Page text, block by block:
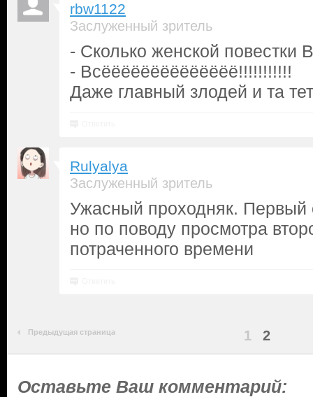
rbw1122
Заслуженный зритель
- Сколько женской повестки
- Всёёёёёёёёёёёёёё!!!!!!!!!!!
Даже главный злодей и та
Rulyalya
Заслуженный зритель
Ужасный проходняк. Первый
но по поводу просмотра
потраченного времени
Предыдущая страница 1 2
Оставьте Ваш комментарий: